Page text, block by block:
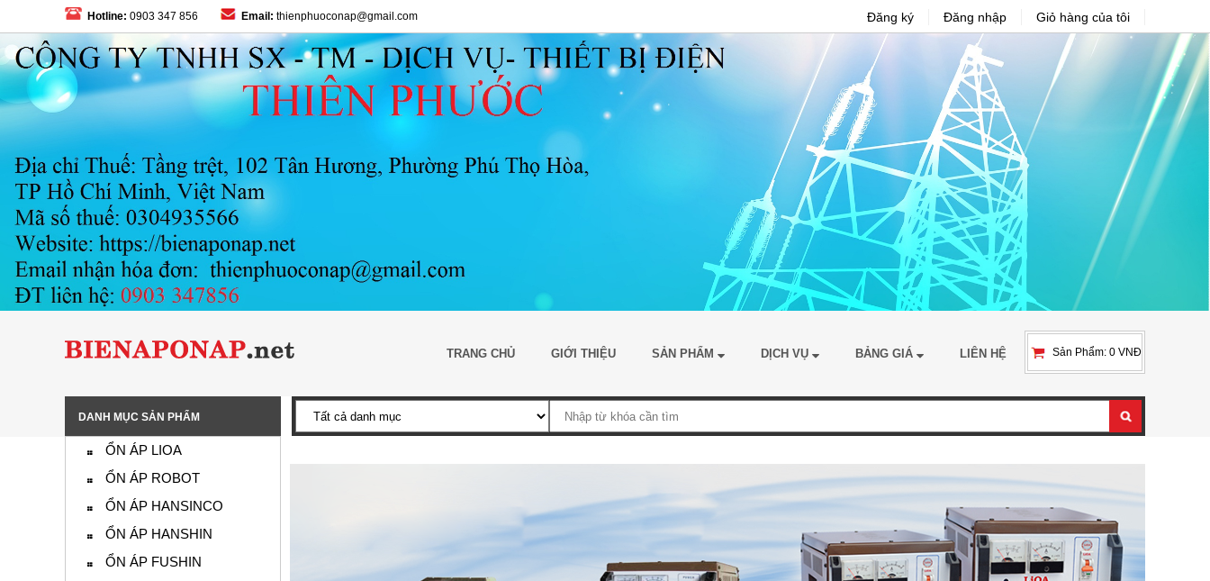
Hotline: 0903 347 856 Email: thienphuoconap@gmail.com Giỏ hàng của tôi
Đăng nhập
Đăng ký
Sản Phẩm: 0 VNĐ
TRANG CHỦ GIỚI THIỆU SẢN PHẨM DỊCH VỤ BẢNG GIÁ LIÊN HỆ
DANH MỤC SẢN PHẨM
ỔN ÁP LIOA
ỔN ÁP ROBOT
ỔN ÁP HANSINCO
ỔN ÁP HANSHIN
ỔN ÁP FUSHIN